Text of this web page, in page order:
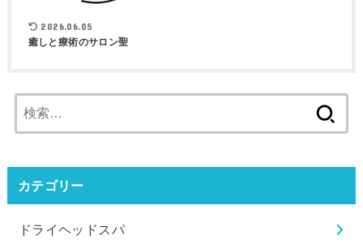
2026.06.05
癒しと療術のサロン聖
索:
カテゴリー
ドライヘッドスパ